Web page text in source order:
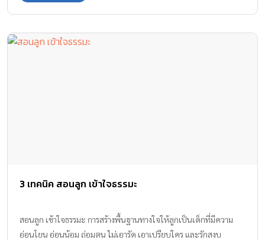
3 เทคนิค สอนลูก เข้าใจธรรมะ
สอนลูก เข้าใจธรรมะ การสร้างพื้นฐานทางใจให้ลูกเป็นเด็กที่มีความ
อ่อนโยน อ่อนน้อม ถ่อมตน ไม่เอารัด เอาเปรียบใคร และรักสงบ